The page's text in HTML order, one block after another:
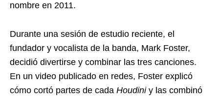
nombre en 2011.
Durante una sesión de estudio reciente, el
fundador y vocalista de la banda, Mark Foster,
decidió divertirse y combinar las tres canciones.
En un video publicado en redes, Foster explicó
cómo cortó partes de cada Houdiniy las combinó